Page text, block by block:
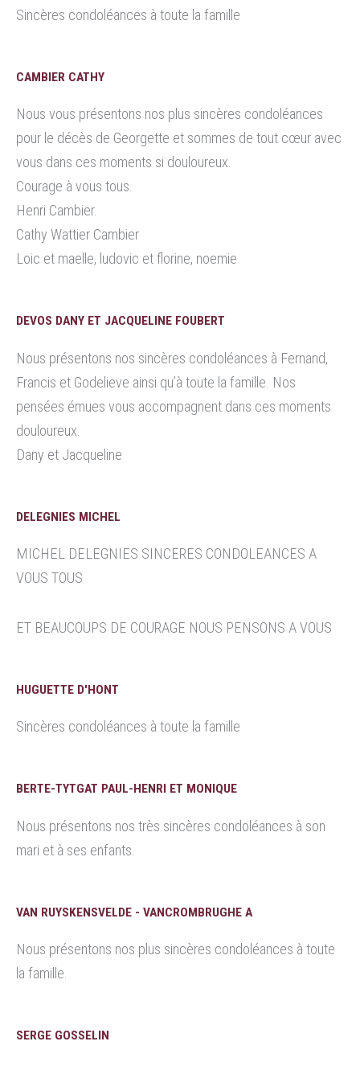
Sincères condoléances à toute la famille
CAMBIER CATHY
Nous vous présentons nos plus sincères condoléances
pour le décès de Georgette et sommes de tout cœur avec
vous dans ces moments si douloureux.
Courage à vous tous.
Henri Cambier.
Cathy Wattier Cambier
Loic et maelle, ludovic et florine, noemie
DEVOS DANY ET JACQUELINE FOUBERT
Nous présentons nos sincères condoléances à Fernand,
Francis et Godelieve ainsi qu’à toute la famille. Nos
pensées émues vous accompagnent dans ces moments
douloureux.
Dany et Jacqueline
DELEGNIES MICHEL
MICHEL DELEGNIES SINCERES CONDOLEANCES A
VOUS TOUS
ET BEAUCOUPS DE COURAGE NOUS PENSONS A VOUS
HUGUETTE D'HONT
Sincères condoléances à toute la famille
BERTE-TYTGAT PAUL-HENRI ET MONIQUE
Nous présentons nos très sincères condoléances à son
mari et à ses enfants.
VAN RUYSKENSVELDE - VANCROMBRUGHE A
Nous présentons nos plus sincères condoléances à toute
la famille.
SERGE GOSSELIN